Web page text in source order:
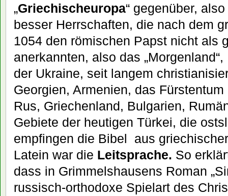
„Griechischeuropa“ gegenüber,
besser Herrschaften, die nach dem
1054 den römischen Papst nicht als
anerkannten, also das „Morgenland“,
der Ukraine, seit langem
Georgien, Armenien, das
Rus, Griechenland, Bulgarien,
Gebiete der heutigen Türkei, die
empfingen die Bibel aus
Latein war die Leitsprache. So
dass in Grimmelshausens Roman
russisch-orthodoxe Spielart des